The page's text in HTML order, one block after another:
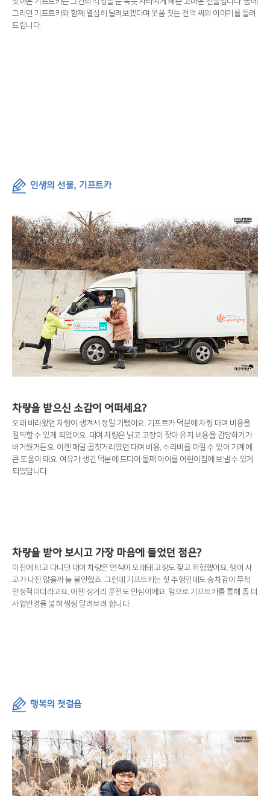
그리던 기프트카와 함께 열심히 달려보겠다며 웃음 짓는 전억 씨의 이야기를 들려
드립니다.
인생의 선물, 기프트카
차량을 받으신 소감이 어떠세요?
오래 바라왔던 차량이 생겨서 정말 기뻤어요. 기프트카 덕분에 차량 대여 비용을
절약할 수 있게 되었어요. 대여 차량은 낡고 고장이 잦아 유지 비용을 감당하기가
버거웠거든요. 이젠 매달 골칫거리였던 대여 비용, 수리비를 아낄 수 있어 가계에
큰 도움이 돼요. 여유가 생긴 덕분에 드디어 둘째 아이를 어린이집에 보낼 수 있게
되었답니다.
차량을 받아 보시고 가장 마음에 들었던 점은?
이전에 타고 다니던 대여 차량은 연식이 오래돼 고장도 잦고 위험했어요. 행여 사
고가 나진 않을까 늘 불안했죠. 그런데 기프트카는 첫 주행인데도 승차감이 무척
안정적이더라고요. 이젠 장거리 운전도 안심이에요. 앞으로 기프트카를 통해 좀 더
사업반경을 넓혀 씽씽 달려보려 합니다.
행복의 첫걸음